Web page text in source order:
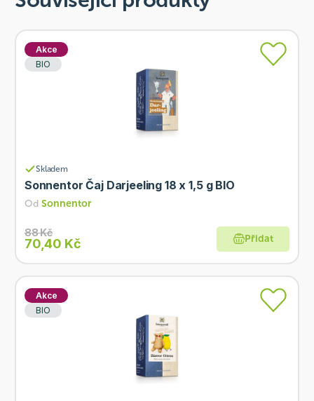
Akce
BIO
Skladem
Sonnentor Čaj Darjeeling 18 x 1,5 g BIO
Od Sonnentor
88 Kč
70,40 Kč Přidat
Akce
BIO